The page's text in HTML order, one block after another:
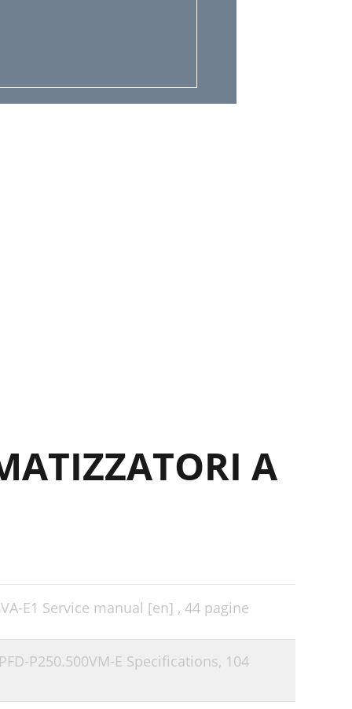
A
E1 Service manual [en] , 44 pagine
P250.500VM-E Specifications, 104